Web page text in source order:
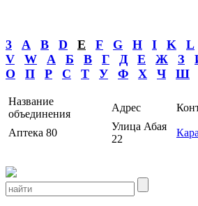
3 A B D E F G H I K L
V
W А Б В Г Д Е Ж З
О
П Р С Т У Ф Х Ч Ш
Название
объединения
Адрес
Аптека 80
Улица Абая
22